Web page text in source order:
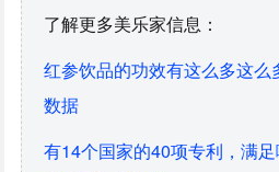
了解更多美乐家信息：
红参饮品的功效有这么多这么
数据
有14个国家的40项专利，满